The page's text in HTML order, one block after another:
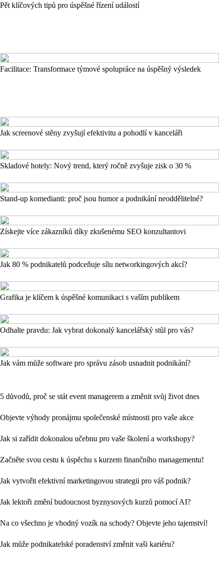
Pět klíčových tipů pro úspěšné řízení událostí
Facilitace: Transformace týmové spolupráce na úspěšný výsledek
Jak screenové stěny zvyšují efektivitu a pohodlí v kanceláři
Skladové hotely: Nový trend, který ročně zvyšuje zisk o 30 %
Stand-up komedianti: proč jsou humor a podnikání neoddělitelné?
Získejte více zákazníků díky zkušenému SEO konzultantovi
Jak 80 % podnikatelů podceňuje sílu networkingových akcí?
Grafika je klíčem k úspěšné komunikaci s vaším publikem
Odhalte pravdu: Jak vybrat dokonalý kancelářský stůl pro vás?
Jak vám může software pro správu zásob usnadnit podnikání?
5 důvodů, proč se stát event managerem a změnit svůj život dnes
Objevte výhody pronájmu společenské místnosti pro vaše akce
Jak si zařídit dokonalou učebnu pro vaše školení a workshopy?
Začněte svou cestu k úspěchu s kurzem finančního managementu!
Jak vytvořit efektivní marketingovou strategii pro váš podnik?
Jak lektoři změní budoucnost byznysových kurzů pomocí AI?
Na co všechno je vhodný vozík na schody? Objevte jeho tajemství!
Jak může podnikatelské poradenství změnit vaši kariéru?